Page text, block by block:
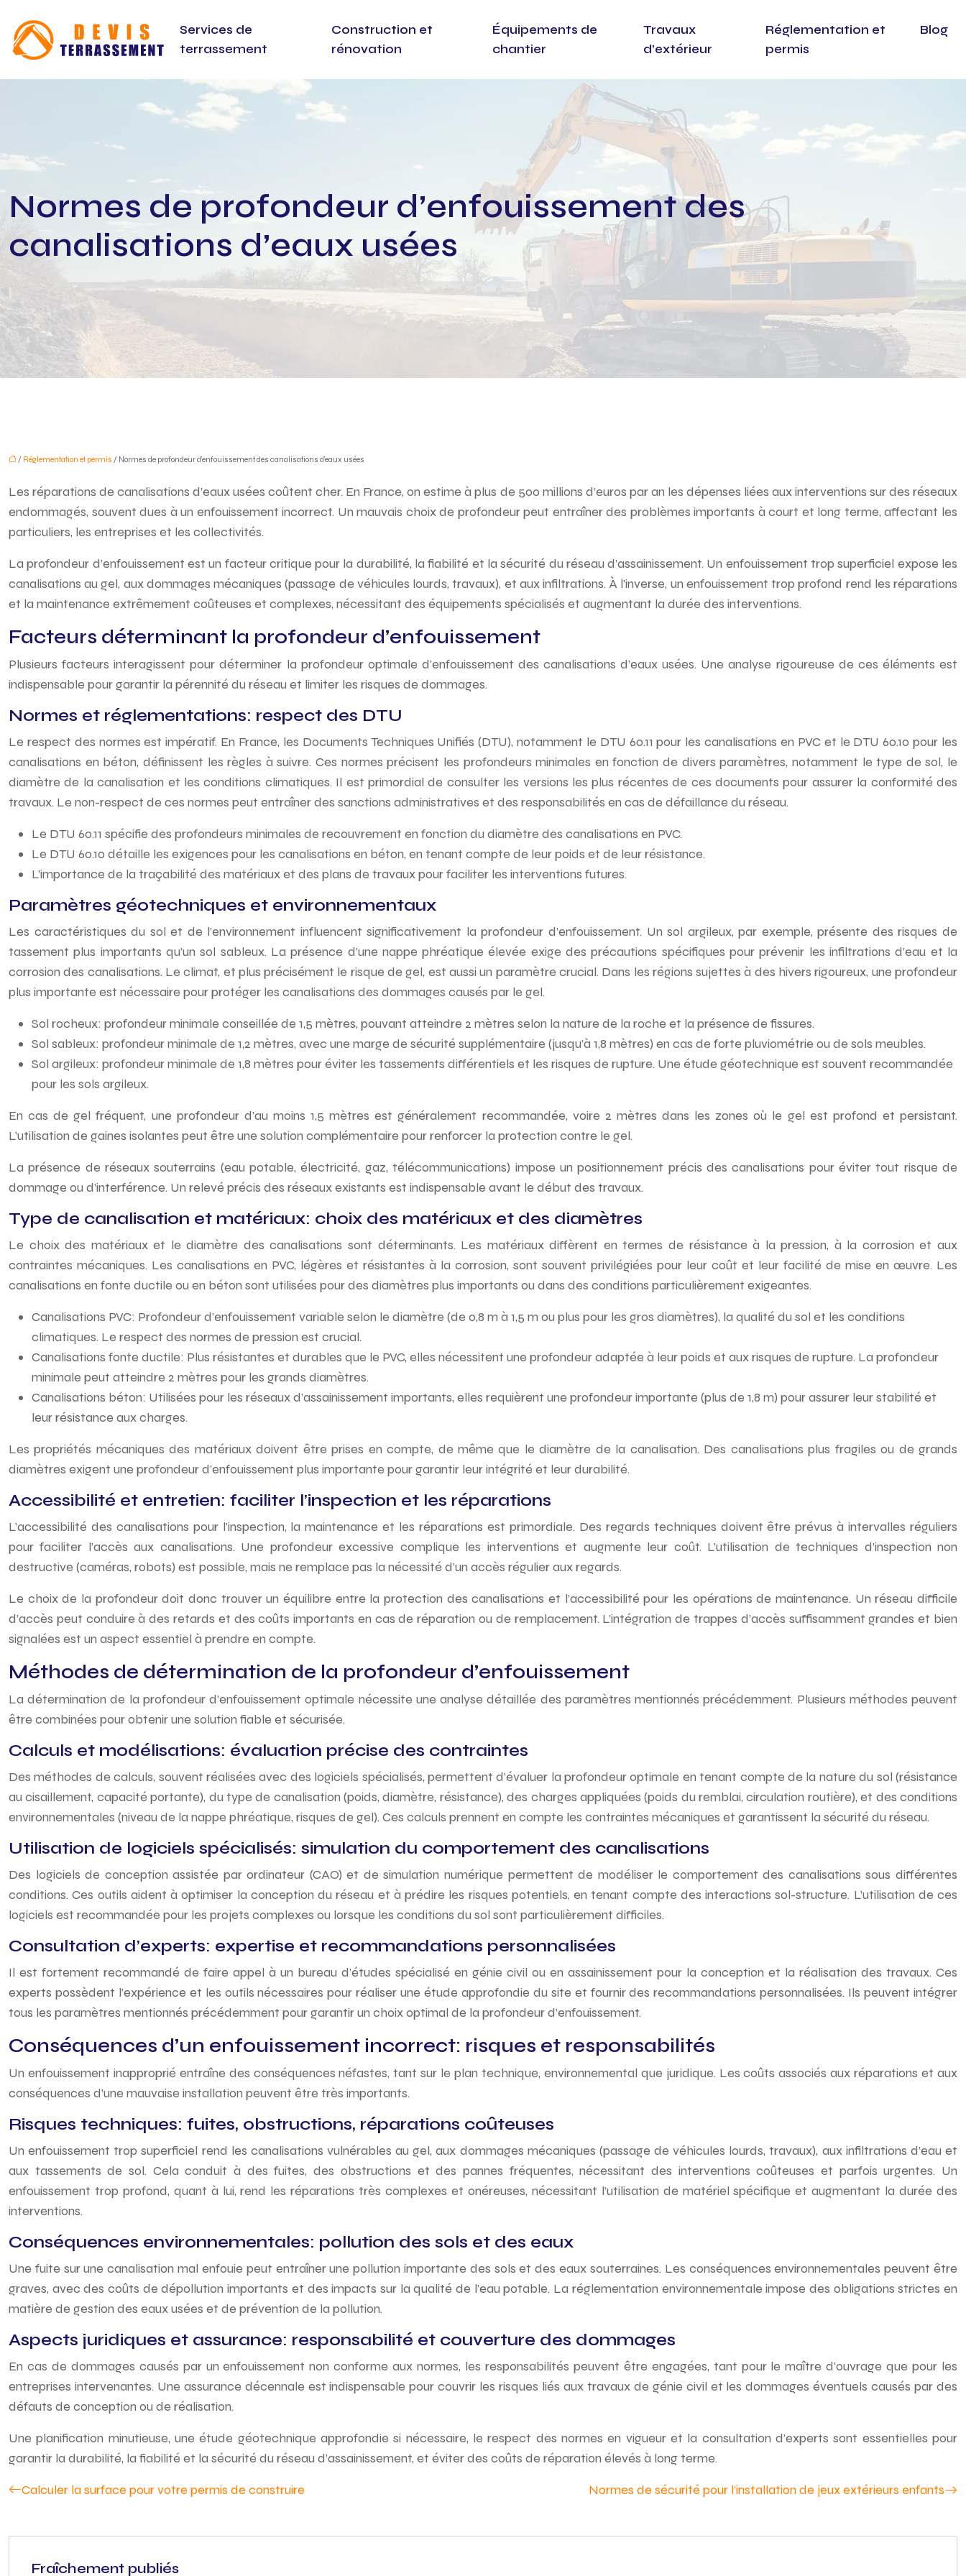
Services de
terrassement
Construction et
rénovation
Équipements de
chantier
Travaux
d’extérieur
Réglementation et
permis
Blog
Normes de profondeur d’enfouissement des
canalisations d’eaux usées
/ Réglementation et permis / Normes de profondeur d’enfouissement des canalisations d’eaux usées
Les réparations de canalisations d’eaux usées coûtent cher. En France, on estime à plus de 500 millions d’euros par an les dépenses liées aux interventions sur des réseaux
endommagés, souvent dues à un enfouissement incorrect. Un mauvais choix de profondeur peut entraîner des problèmes importants à court et long terme, affectant les
particuliers, les entreprises et les collectivités.
La profondeur d’enfouissement est un facteur critique pour la durabilité, la fiabilité et la sécurité du réseau d’assainissement. Un enfouissement trop superficiel expose les
canalisations au gel, aux dommages mécaniques (passage de véhicules lourds, travaux), et aux infiltrations. À l’inverse, un enfouissement trop profond rend les réparations
et la maintenance extrêmement coûteuses et complexes, nécessitant des équipements spécialisés et augmentant la durée des interventions.
Facteurs déterminant la profondeur d’enfouissement
Plusieurs facteurs interagissent pour déterminer la profondeur optimale d’enfouissement des canalisations d’eaux usées. Une analyse rigoureuse de ces éléments est
indispensable pour garantir la pérennité du réseau et limiter les risques de dommages.
Normes et réglementations: respect des DTU
Le respect des normes est impératif. En France, les Documents Techniques Unifiés (DTU), notamment le DTU 60.11 pour les canalisations en PVC et le DTU 60.10 pour les
canalisations en béton, définissent les règles à suivre. Ces normes précisent les profondeurs minimales en fonction de divers paramètres, notamment le type de sol, le
diamètre de la canalisation et les conditions climatiques. Il est primordial de consulter les versions les plus récentes de ces documents pour assurer la conformité des
travaux. Le non-respect de ces normes peut entraîner des sanctions administratives et des responsabilités en cas de défaillance du réseau.
Le DTU 60.11 spécifie des profondeurs minimales de recouvrement en fonction du diamètre des canalisations en PVC.
Le DTU 60.10 détaille les exigences pour les canalisations en béton, en tenant compte de leur poids et de leur résistance.
L’importance de la traçabilité des matériaux et des plans de travaux pour faciliter les interventions futures.
Paramètres géotechniques et environnementaux
Les caractéristiques du sol et de l’environnement influencent significativement la profondeur d’enfouissement. Un sol argileux, par exemple, présente des risques de
tassement plus importants qu’un sol sableux. La présence d’une nappe phréatique élevée exige des précautions spécifiques pour prévenir les infiltrations d’eau et la
corrosion des canalisations. Le climat, et plus précisément le risque de gel, est aussi un paramètre crucial. Dans les régions sujettes à des hivers rigoureux, une profondeur
plus importante est nécessaire pour protéger les canalisations des dommages causés par le gel.
Sol rocheux: profondeur minimale conseillée de 1,5 mètres, pouvant atteindre 2 mètres selon la nature de la roche et la présence de fissures.
Sol sableux: profondeur minimale de 1,2 mètres, avec une marge de sécurité supplémentaire (jusqu’à 1,8 mètres) en cas de forte pluviométrie ou de sols meubles.
Sol argileux: profondeur minimale de 1,8 mètres pour éviter les tassements différentiels et les risques de rupture. Une étude géotechnique est souvent recommandée
pour les sols argileux.
En cas de gel fréquent, une profondeur d’au moins 1,5 mètres est généralement recommandée, voire 2 mètres dans les zones où le gel est profond et persistant.
L’utilisation de gaines isolantes peut être une solution complémentaire pour renforcer la protection contre le gel.
La présence de réseaux souterrains (eau potable, électricité, gaz, télécommunications) impose un positionnement précis des canalisations pour éviter tout risque de
dommage ou d’interférence. Un relevé précis des réseaux existants est indispensable avant le début des travaux.
Type de canalisation et matériaux: choix des matériaux et des diamètres
Le choix des matériaux et le diamètre des canalisations sont déterminants. Les matériaux diffèrent en termes de résistance à la pression, à la corrosion et aux
contraintes mécaniques. Les canalisations en PVC, légères et résistantes à la corrosion, sont souvent privilégiées pour leur coût et leur facilité de mise en œuvre. Les
canalisations en fonte ductile ou en béton sont utilisées pour des diamètres plus importants ou dans des conditions particulièrement exigeantes.
Canalisations PVC: Profondeur d’enfouissement variable selon le diamètre (de 0,8 m à 1,5 m ou plus pour les gros diamètres), la qualité du sol et les conditions
climatiques. Le respect des normes de pression est crucial.
Canalisations fonte ductile: Plus résistantes et durables que le PVC, elles nécessitent une profondeur adaptée à leur poids et aux risques de rupture. La profondeur
minimale peut atteindre 2 mètres pour les grands diamètres.
Canalisations béton: Utilisées pour les réseaux d’assainissement importants, elles requièrent une profondeur importante (plus de 1,8 m) pour assurer leur stabilité et
leur résistance aux charges.
Les propriétés mécaniques des matériaux doivent être prises en compte, de même que le diamètre de la canalisation. Des canalisations plus fragiles ou de grands
diamètres exigent une profondeur d’enfouissement plus importante pour garantir leur intégrité et leur durabilité.
Accessibilité et entretien: faciliter l’inspection et les réparations
L’accessibilité des canalisations pour l’inspection, la maintenance et les réparations est primordiale. Des regards techniques doivent être prévus à intervalles réguliers
pour faciliter l’accès aux canalisations. Une profondeur excessive complique les interventions et augmente leur coût. L’utilisation de techniques d’inspection non
destructive (caméras, robots) est possible, mais ne remplace pas la nécessité d’un accès régulier aux regards.
Le choix de la profondeur doit donc trouver un équilibre entre la protection des canalisations et l’accessibilité pour les opérations de maintenance. Un réseau difficile
d’accès peut conduire à des retards et des coûts importants en cas de réparation ou de remplacement. L’intégration de trappes d’accès suffisamment grandes et bien
signalées est un aspect essentiel à prendre en compte.
Méthodes de détermination de la profondeur d’enfouissement
La détermination de la profondeur d’enfouissement optimale nécessite une analyse détaillée des paramètres mentionnés précédemment. Plusieurs méthodes peuvent
être combinées pour obtenir une solution fiable et sécurisée.
Calculs et modélisations: évaluation précise des contraintes
Des méthodes de calculs, souvent réalisées avec des logiciels spécialisés, permettent d’évaluer la profondeur optimale en tenant compte de la nature du sol (résistance
au cisaillement, capacité portante), du type de canalisation (poids, diamètre, résistance), des charges appliquées (poids du remblai, circulation routière), et des conditions
environnementales (niveau de la nappe phréatique, risques de gel). Ces calculs prennent en compte les contraintes mécaniques et garantissent la sécurité du réseau.
Utilisation de logiciels spécialisés: simulation du comportement des canalisations
Des logiciels de conception assistée par ordinateur (CAO) et de simulation numérique permettent de modéliser le comportement des canalisations sous différentes
conditions. Ces outils aident à optimiser la conception du réseau et à prédire les risques potentiels, en tenant compte des interactions sol-structure. L’utilisation de ces
logiciels est recommandée pour les projets complexes ou lorsque les conditions du sol sont particulièrement difficiles.
Consultation d’experts: expertise et recommandations personnalisées
Il est fortement recommandé de faire appel à un bureau d’études spécialisé en génie civil ou en assainissement pour la conception et la réalisation des travaux. Ces
experts possèdent l’expérience et les outils nécessaires pour réaliser une étude approfondie du site et fournir des recommandations personnalisées. Ils peuvent intégrer
tous les paramètres mentionnés précédemment pour garantir un choix optimal de la profondeur d’enfouissement.
Conséquences d’un enfouissement incorrect: risques et responsabilités
Un enfouissement inapproprié entraîne des conséquences néfastes, tant sur le plan technique, environnemental que juridique. Les coûts associés aux réparations et aux
conséquences d’une mauvaise installation peuvent être très importants.
Risques techniques: fuites, obstructions, réparations coûteuses
Un enfouissement trop superficiel rend les canalisations vulnérables au gel, aux dommages mécaniques (passage de véhicules lourds, travaux), aux infiltrations d’eau et
aux tassements de sol. Cela conduit à des fuites, des obstructions et des pannes fréquentes, nécessitant des interventions coûteuses et parfois urgentes. Un
enfouissement trop profond, quant à lui, rend les réparations très complexes et onéreuses, nécessitant l’utilisation de matériel spécifique et augmentant la durée des
interventions.
Conséquences environnementales: pollution des sols et des eaux
Une fuite sur une canalisation mal enfouie peut entraîner une pollution importante des sols et des eaux souterraines. Les conséquences environnementales peuvent être
graves, avec des coûts de dépollution importants et des impacts sur la qualité de l’eau potable. La réglementation environnementale impose des obligations strictes en
matière de gestion des eaux usées et de prévention de la pollution.
Aspects juridiques et assurance: responsabilité et couverture des dommages
En cas de dommages causés par un enfouissement non conforme aux normes, les responsabilités peuvent être engagées, tant pour le maître d’ouvrage que pour les
entreprises intervenantes. Une assurance décennale est indispensable pour couvrir les risques liés aux travaux de génie civil et les dommages éventuels causés par des
défauts de conception ou de réalisation.
Une planification minutieuse, une étude géotechnique approfondie si nécessaire, le respect des normes en vigueur et la consultation d’experts sont essentielles pour
garantir la durabilité, la fiabilité et la sécurité du réseau d’assainissement, et éviter des coûts de réparation élevés à long terme.
Calculer la surface pour votre permis de construire
Normes de sécurité pour l’installation de jeux extérieurs enfants
Fraîchement publiés